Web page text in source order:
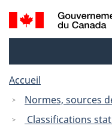
Recherche
et
Accueil
Normes, sources
Classifications